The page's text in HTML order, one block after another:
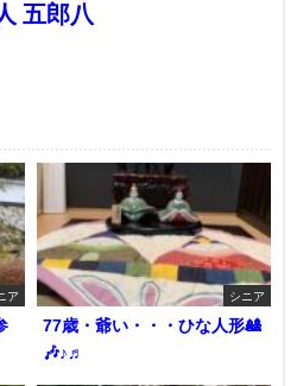
五郎八
ア シニア
77歳・爺い・・・ひな人形🎎
🎶♪♬